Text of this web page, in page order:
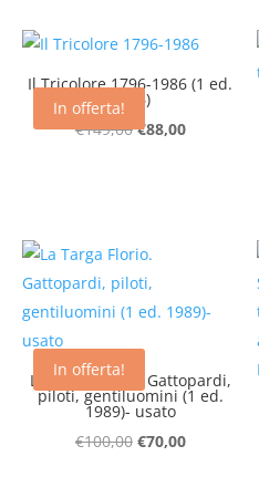
era:
€14,00.
è:
€8,00.
In offerta!
Il Tricolore 1796-1986 (1 ed.
1986)
€149,00Il
€149,00.
€88,00Il
In offerta!
La Targa Florio. Gattopardi,
piloti, gentiluomini (1 ed.
1989)- usato
€100,00 Il
€70,00Il